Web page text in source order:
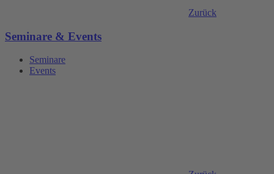
Zurück
Seminare & Events
Seminare
Events